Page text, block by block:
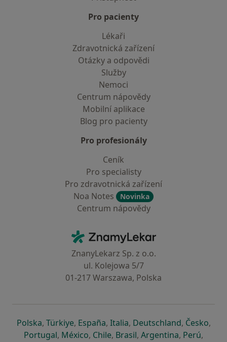
Pro pacienty
Lékaři
Zdravotnická zařízení
Otázky a odpovědi
Služby
Nemoci
Centrum nápovědy
Mobilní aplikace
Blog pro pacienty
Pro profesionály
Ceník
Pro specialisty
Pro zdravotnická zařízení
Noa Notes
Novinka
Centrum nápovědy
ZnamyLekar - Hlavní stránka
ZnanyLekarz Sp. z o.o.
ul. Kolejowa 5/7
01-217 Warszawa, Polska
Polskase otevře v nové záložce
, Türkiyese otevře v nové záložce
, Españase otevře v nové záložce
, Italiase otevře v nové záložce
, Deutschlandse otevře v
, Českose
,
Portugalse otevře v nové záložce
, Méxicose otevře v nové záložce
, Chilese otevře v nové záložce
, Brasilse otevře v nové
, Argentinase otevře v
, Perúse
,